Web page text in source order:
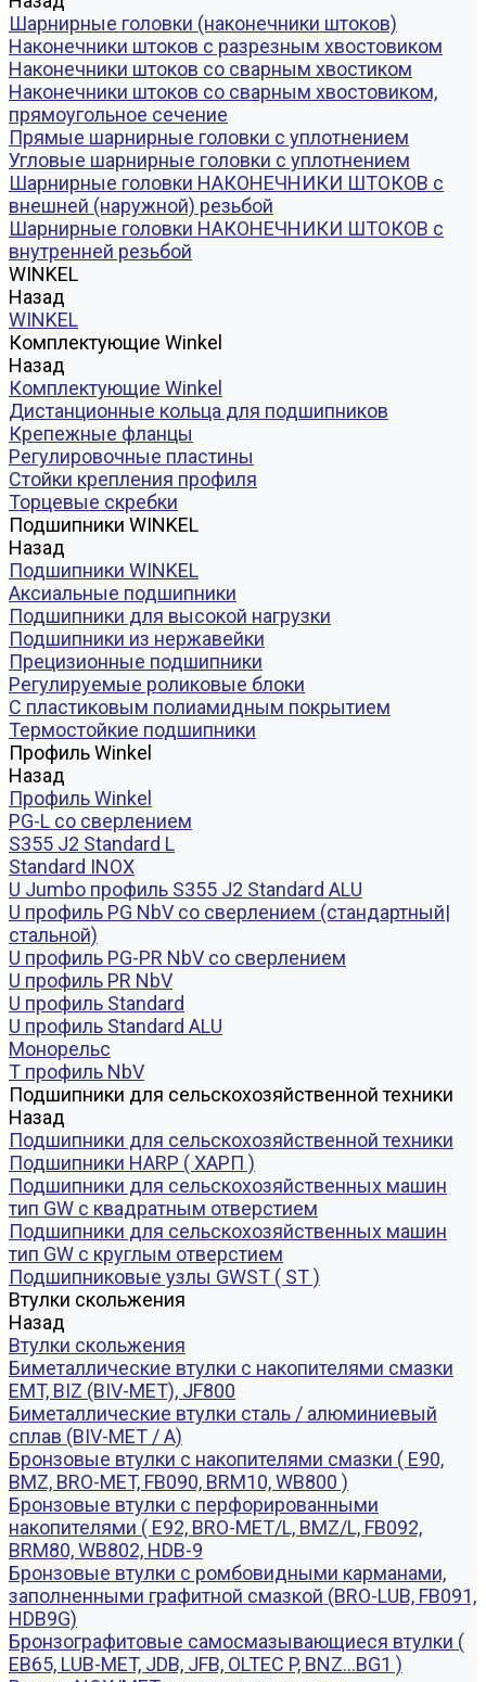
Шарнирные головки (наконечники штоков)
Наконечники штоков с разрезным хвостовиком
Наконечники штоков со сварным хвостиком
Наконечники штоков со сварным хвостовиком,
прямоугольное сечение
Прямые шарнирные головки с уплотнением
Угловые шарнирные головки с уплотнением
Шарнирные головки НАКОНЕЧНИКИ ШТОКОВ с
внешней (наружной) резьбой
Шарнирные головки НАКОНЕЧНИКИ ШТОКОВ с
внутренней резьбой
WINKEL
Назад
WINKEL
Комплектующие Winkel
Назад
Комплектующие Winkel
Дистанционные кольца для подшипников
Крепежные фланцы
Регулировочные пластины
Стойки крепления профиля
Торцевые скребки
Подшипники WINKEL
Назад
Подшипники WINKEL
Аксиальные подшипники
Подшипники для высокой нагрузки
Подшипники из нержавейки
Прецизионные подшипники
Регулируемые роликовые блоки
С пластиковым полиамидным покрытием
Термостойкие подшипники
Профиль Winkel
Назад
Профиль Winkel
PG-L со сверлением
S355 J2 Standard L
Standard INOX
U Jumbo профиль S355 J2 Standard ALU
U профиль PG NbV со сверлением (стандартный|
стальной)
U профиль PG-PR NbV со сверлением
U профиль PR NbV
U профиль Standard
U профиль Standard ALU
Монорельс
Т профиль NbV
Подшипники для сельскохозяйственной техники
Назад
Подшипники для сельскохозяйственной техники
Подшипники HARP ( ХАРП )
Подшипники для сельскохозяйственных машин
тип GW с квадратным отверстием
Подшипники для сельскохозяйственных машин
тип GW с круглым отверстием
Подшипниковые узлы GWST ( ST )
Втулки скольжения
Назад
Втулки скольжения
Биметаллические втулки с накопителями смазки
EMT, BIZ (BIV-MET), JF800
Биметаллические втулки сталь / алюминиевый
сплав (BIV-MET / A)
Бронзовые втулки с накопителями смазки ( E90,
BMZ, BRO-MET, FB090, BRM10, WB800 )
Бронзовые втулки с перфорированными
накопителями ( E92, BRO-MET/L, BMZ/L, FB092,
BRM80, WB802, HDB-9
Бронзовые втулки с ромбовидными карманами,
заполненными графитной смазкой (BRO-LUB, FB091,
HDB9G)
Бронзографитовые самосмазывающиеся втулки (
EB65, LUB-MET, JDB, JFB, OLTEC P, BNZ...BG1 )